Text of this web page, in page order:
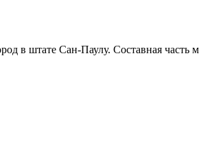
в штате Сан-Паулу. Составная часть